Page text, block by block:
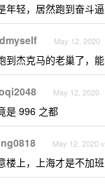
年轻，居然跑到奋斗
May 12, 2020
到杰克马的老巢了，
May 12, 2020
是 996 之都
May 12, 2020
楼上，上海才是不加